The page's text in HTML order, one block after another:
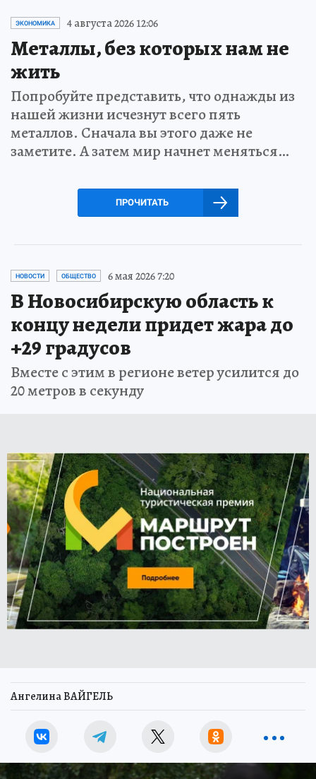
ЭКОНОМИКА 4 августа 2026 12:06
Металлы, без которых нам не
жить
Попробуйте представить, что однажды из
нашей жизни исчезнут всего пять
металлов. Сначала вы этого даже не
заметите. А затем мир начнет меняться…
ПРОЧИТАТЬ
НОВОСТИ ОБЩЕСТВО 6 мая 2026 7:20
В Новосибирскую область к
концу недели придет жара до
+29 градусов
Вместе с этим в регионе ветер усилится до
20 метров в секунду
Ангелина ВАЙГЕЛЬ